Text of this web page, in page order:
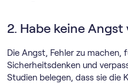
2. Habe keine Angst
Die Angst, Fehler zu machen,
Sicherheitsdenken und
Studien belegen, dass sie die